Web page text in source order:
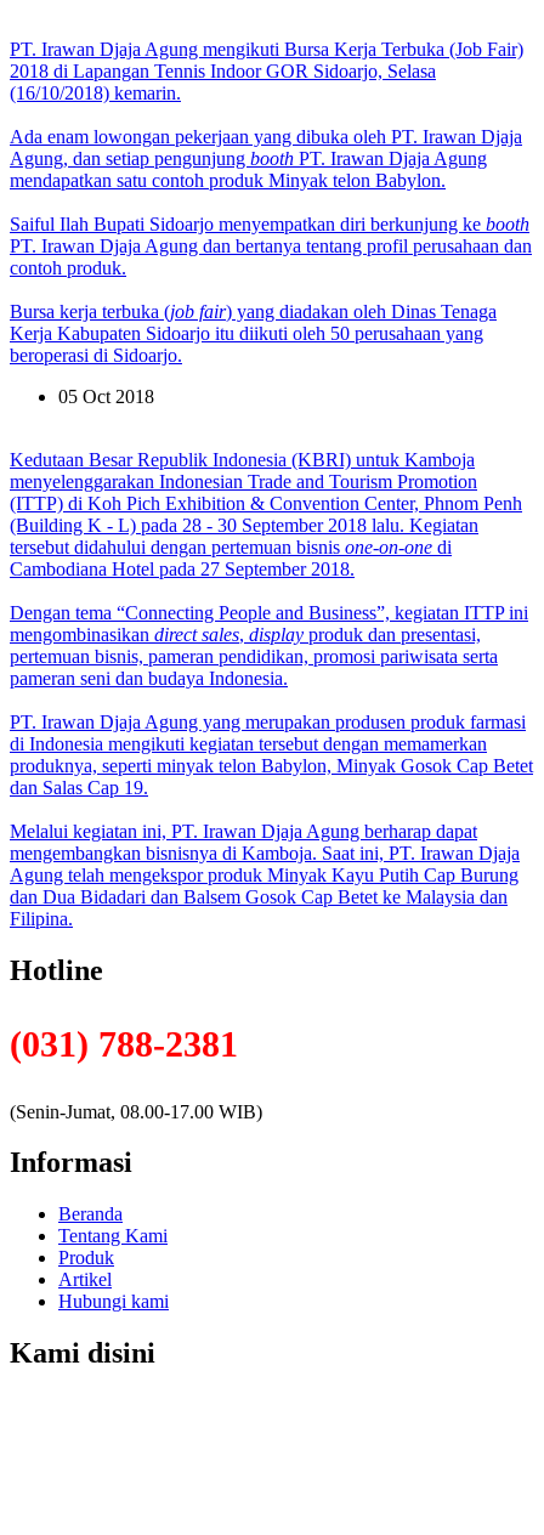
PT. Irawan Djaja Agung mengikuti Bursa Kerja Terbuka (Job Fair)
2018 di Lapangan Tennis Indoor GOR Sidoarjo, Selasa
(16/10/2018) kemarin.
Ada enam lowongan pekerjaan yang dibuka oleh PT. Irawan Djaja
Agung, dan setiap pengunjung booth PT. Irawan Djaja Agung
mendapatkan satu contoh produk Minyak telon Babylon.
Saiful Ilah Bupati Sidoarjo menyempatkan diri berkunjung ke booth
PT. Irawan Djaja Agung dan bertanya tentang profil perusahaan dan
contoh produk.
Bursa kerja terbuka (job fair) yang diadakan oleh Dinas Tenaga
Kerja Kabupaten Sidoarjo itu diikuti oleh 50 perusahaan yang
beroperasi di Sidoarjo.
05 Oct 2018
Kedutaan Besar Republik Indonesia (KBRI) untuk Kamboja
menyelenggarakan Indonesian Trade and Tourism Promotion
(ITTP) di Koh Pich Exhibition & Convention Center, Phnom Penh
(Building K - L) pada 28 - 30 September 2018 lalu. Kegiatan
tersebut didahului dengan pertemuan bisnis one-on-one di
Cambodiana Hotel pada 27 September 2018.
Dengan tema “Connecting People and Business”, kegiatan ITTP ini
mengombinasikan direct sales, display produk dan presentasi,
pertemuan bisnis, pameran pendidikan, promosi pariwisata serta
pameran seni dan budaya Indonesia.
PT. Irawan Djaja Agung yang merupakan produsen produk farmasi
di Indonesia mengikuti kegiatan tersebut dengan memamerkan
produknya, seperti minyak telon Babylon, Minyak Gosok Cap Betet
dan Salas Cap 19.
Melalui kegiatan ini, PT. Irawan Djaja Agung berharap dapat
mengembangkan bisnisnya di Kamboja. Saat ini, PT. Irawan Djaja
Agung telah mengekspor produk Minyak Kayu Putih Cap Burung
dan Dua Bidadari dan Balsem Gosok Cap Betet ke Malaysia dan
Filipina.
Hotline
(031) 788-2381
(Senin-Jumat, 08.00-17.00 WIB)
Informasi
Beranda
Tentang Kami
Produk
Artikel
Hubungi kami
Kami disini